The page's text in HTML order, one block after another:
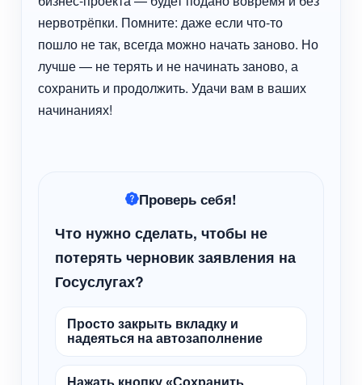
нервотрёпки. Помните: даже если что-то
пошло не так, всегда можно начать заново. Но
лучше — не терять и не начинать заново, а
сохранить и продолжить. Удачи вам в ваших
начинаниях!
Проверь себя!
Что нужно сделать, чтобы не
потерять черновик заявления на
Госуслугах?
Просто закрыть вкладку и
надеяться на автозаполнение